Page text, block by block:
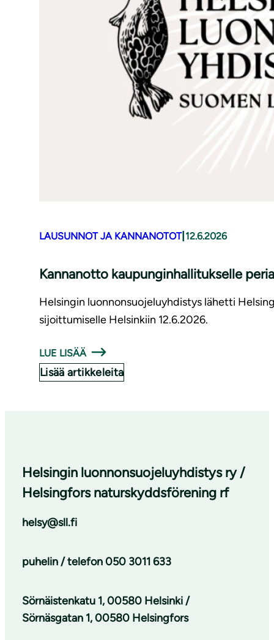
LAUSUNNOT JA KANNANOTOT| 12.6.2026
Kannanotto kaupunginhallitukselle
Helsingin luonnonsuojeluyhdistys lähetti
sijoittumiselle Helsinkiin 12.6.2026.
LUE LISÄÄ
Lisää artikkeleita
Helsingin luonnonsuojeluyhdistys ry /
Helsingfors naturskyddsförening rf
helsy@sll.fi
puhelin / telefon050 3011 633
Sörnäistenkatu 1, 00580 Helsinki /
Sörnäsgatan 1, 00580 Helsingfors